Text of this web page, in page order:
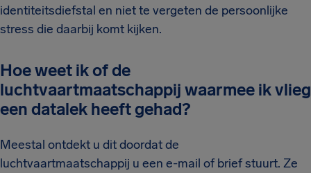
identiteitsdiefstal en niet te vergeten de persoonlijke
stress die daarbij komt kijken.
Hoe weet ik of de
luchtvaartmaatschappij waarmee ik vlieg
een datalek heeft gehad?
Meestal ontdekt u dit doordat de
luchtvaartmaatschappij u een e-mail of brief stuurt. Ze